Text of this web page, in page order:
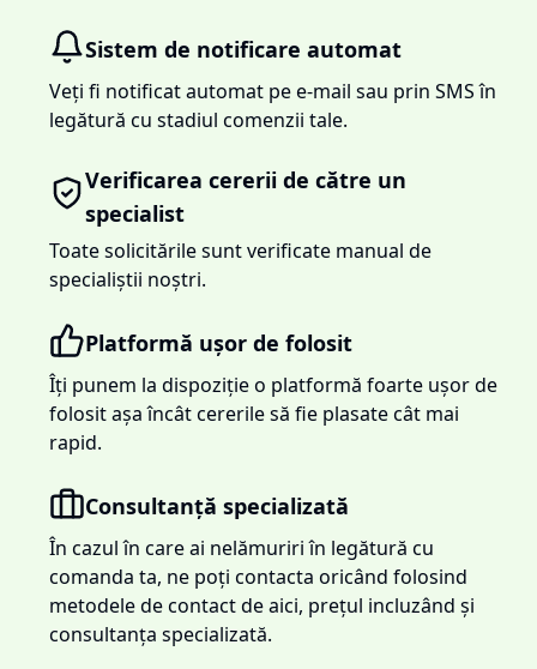
Sistem de notificare automat
Veți fi notificat automat pe e-mail sau prin SMS în
legătură cu stadiul comenzii tale.
Verificarea cererii de către un
specialist
Toate solicitările sunt verificate manual de
specialiștii noștri.
Platformă ușor de folosit
Îți punem la dispoziție o platformă foarte ușor de
folosit așa încât cererile să fie plasate cât mai
rapid.
Consultanță specializată
În cazul în care ai nelămuriri în legătură cu
comanda ta, ne poți contacta oricând folosind
metodele de contact de aici, prețul incluzând și
consultanța specializată.